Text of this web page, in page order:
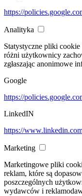
https://
Analityka
Statystyczne pliki
różni użytkownicy
zgłaszając anonimowe
Google
https://
LinkedIN
https://
Marketing
Marketingowe pliki
reklam, które są
poszczególnych
wydawców i